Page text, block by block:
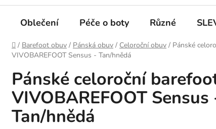
Oblečení Péče o boty Různé
Domů
/ Barefoot obuv / Pánská obuv / Celoroční obuv / Pánské
VIVOBAREFOOT Sensus - Tan/hnědá
Pánské celoroční
VIVOBAREFOOT Sensus
Tan/hnědá